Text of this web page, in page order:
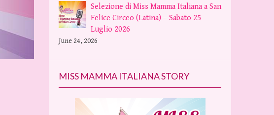
Selezione di Miss Mamma Italiana a San
Felice Circeo (Latina) – Sabato 25
Luglio 2026
June 24, 2026
MISS MAMMA ITALIANA STORY